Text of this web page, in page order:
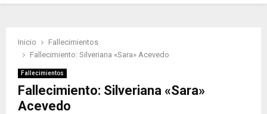
Inicio
Fallecimientos
Fallecimiento: Silveriana «Sara» Acevedo
Fallecimientos
Fallecimiento: Silveriana «Sara»
Acevedo